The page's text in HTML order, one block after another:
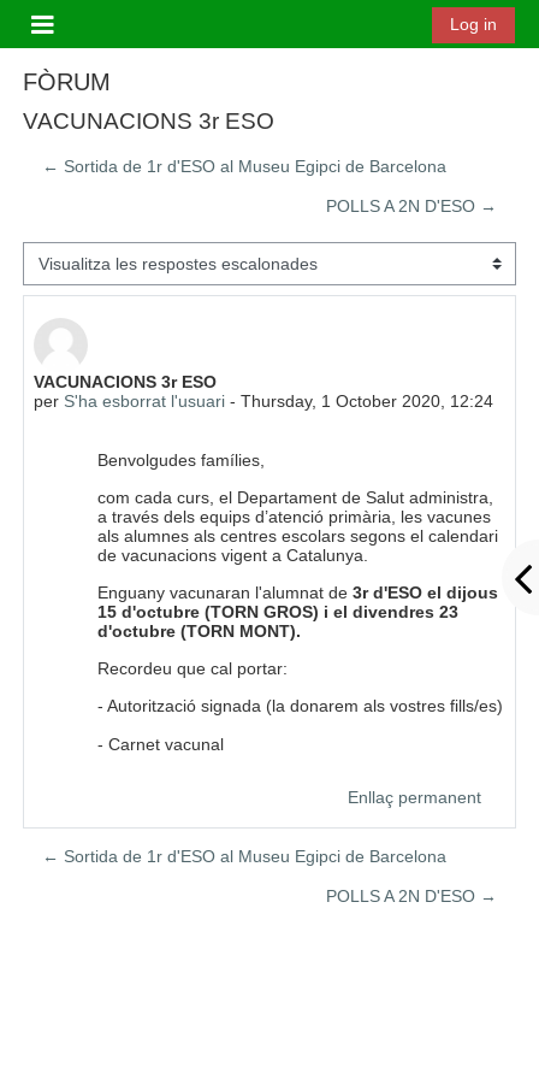
Panell lateral
Log in
FÒRUM
VACUNACIONS 3r ESO
← Sortida de 1r d'ESO al Museu Egipci de Barcelona
POLLS A 2N D'ESO →
Mode de visualització
VACUNACIONS 3r ESO
per S'ha esborrat l'usuari -Thursday, 1 October 2020, 12:24
Nombre de respostes: 0
Benvolgudes famílies,
com cada curs, el Departament de Salut administra,
a través dels equips d’atenció primària, les vacunes
als alumnes als centres escolars segons el calendari
de vacunacions vigent a Catalunya.
Enguany vacunaran l'alumnat de 3r d'ESO el dijous
15 d'octubre (TORN GROS) i el divendres 23
d'octubre (TORN MONT).
Recordeu que cal portar:
- Autorització signada (la donarem als vostres fills/es)
- Carnet vacunal
Enllaç permanent
← Sortida de 1r d'ESO al Museu Egipci de Barcelona
POLLS A 2N D'ESO →